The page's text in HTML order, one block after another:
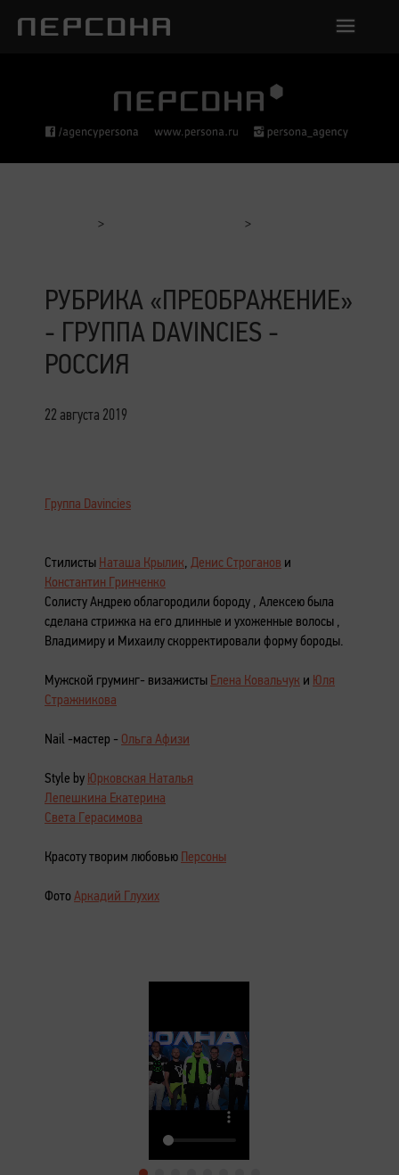
РУБРИКА «ПРЕОБРАЖЕНИЕ»
- ГРУППА DAVINCIES -
РОССИЯ
22 августа 2019
Группа Davincies
Стилисты Наташа Крылик Денис Строганов и
Константин Гринченко
Солисту Андрею облагородили бороду , Алексею была
сделана стрижка на его длинные и ухоженные волосы ,
Владимиру и Михаилу скорректировали форму бороды.
Мужской груминг- визажисты Елена Ковальчук и Юля
Стражникова
Nail -мастер - Ольга Афизи
Style by Юрковская Наталья
Лепешкина Екатерина
Света Герасимова
Красоту творим любовью Персоны
Фото Аркадий Глухих